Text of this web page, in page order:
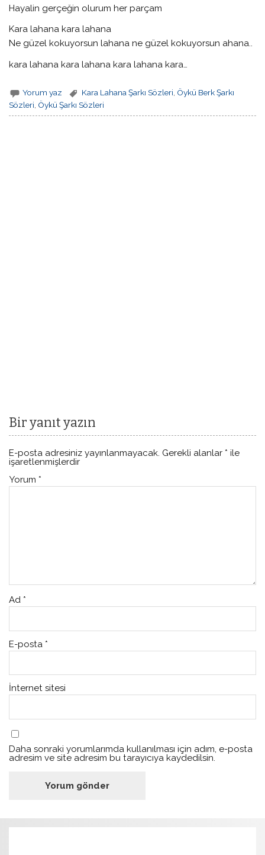
Hayalin gerçeğin olurum her parçam
Kara lahana kara lahana
Ne güzel kokuyorsun lahana ne güzel kokuyorsun ahana..
kara lahana kara lahana kara lahana kara…
Yorum yaz Kara Lahana Şarkı Sözleri Öykü Berk Şarkı
Sözleri Öykü Şarkı Sözleri
Bir yanıt yazın
E-posta adresiniz yayınlanmayacak. Gerekli alanlar * ile
işaretlenmişlerdir
Yorum *
Ad *
E-posta *
İnternet sitesi
Daha sonraki yorumlarımda kullanılması için adım, e-posta
adresim ve site adresim bu tarayıcıya kaydedilsin.